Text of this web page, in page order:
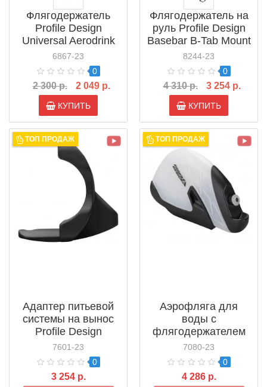
Флягодержатель
Profile Design
Universal Aerodrink
Bracket
(ACUDRKBK)
6867-23
0
2 300 р. 2 049 р.
КУПИТЬ
Флягодержатель на
руль Profile Design
Basebar B-Tab Mount
(ACBTABM1)
8244-23
0
4 310 р. 3 254 р.
КУПИТЬ
ТОП ПРОДАЖ
Адаптер питьевой
системы на вынос
Profile Design
1/Seventeen HSF
Aeria Stem Faceplate
(AC117HFPKТ)
7601-23
0
3 254 р.
ТОП ПРОДАЖ
Аэрофляга для
воды с
флягодержателем
Profile Design RZ2
Bottle System
(ACRZ2DRK)
7080-23
0
4 286 р.